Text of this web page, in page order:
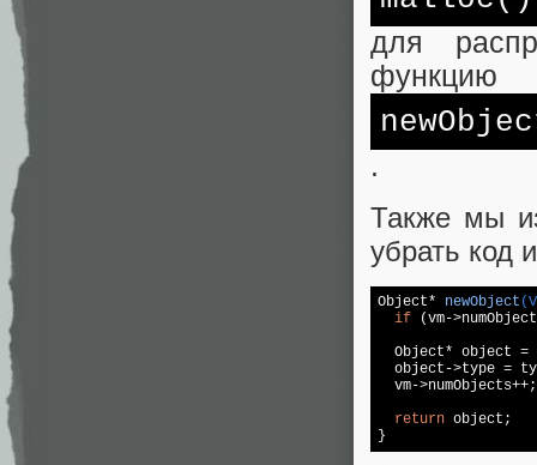
для
функцию
.
Также мы
убрать код
Object* newObject
if (vm-
Object* object
object->type =
vm-
return object;
}